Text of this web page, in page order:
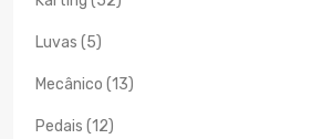
Luvas (5)
Mecânico (13)
Pedais (12)